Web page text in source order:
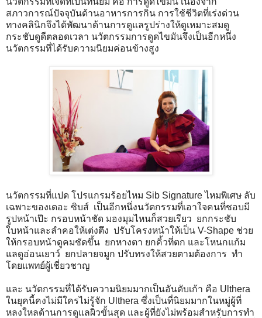
สภาวการณ์ปัจจุบันด้านอาหารการกิน การใช้ชีวิตที่เร่งด่วน
ทางคลินิกจึงได้พัฒนาด้านการดูแลรูปร่างให้ดูเหมาะสมดู
กระชับดูดีตลอดเวลา นวัตกรรมการดูดไขมันจึงเป็นอีกหนึ่ง
นวัตกรรมที่ได้รับความนิยมค่อนข้างสูง
นวัตกรรมที่แปด โปรแกรมร้อยไหม Sib Signature ไหมพิเศษ ลับ
เฉพาะของเดอะ ซิบส์ เป็นอีกหนึ่งนวัตกรรมที่เอาใจคนที่ชอบมี
รูปหน้าเป๊ะ กรอบหน้าชัด มองมุมไหนก็สวยเรียว ยกกระชับ
ใบหน้าและลำคอให้เต่งตึง ปรับโครงหน้าให้เป็น V-Shape ช่วย
ให้กรอบหน้าดูคมชัดขึ้น ยกหางตา ยกคิ้วที่ตก และโหนกแก้ม
แลดูอ่อนเยาว์ ยกปลายจมูก ปรับทรงให้สวยตามต้องการ ทำ
โดยแพทย์ผู้เชี่ยวชาญ
และ นวัตกรรมที่ได้รับความนิยมมากเป็นอันดับเก้า คือ Ulthera
ในยุคนี้คงไม่มีใครไม่รู้จัก Ulthera ซึ่งเป็นที่นิยมมากในหมู่ผู้ที่
หลงใหลด้านการดูแลผิวขั้นสุด และผู้ที่ยังไม่พร้อมสำหรับการทำ